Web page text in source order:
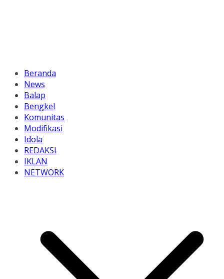
Beranda
News
Balap
Bengkel
Komunitas
Modifikasi
Idola
REDAKSI
IKLAN
NETWORK